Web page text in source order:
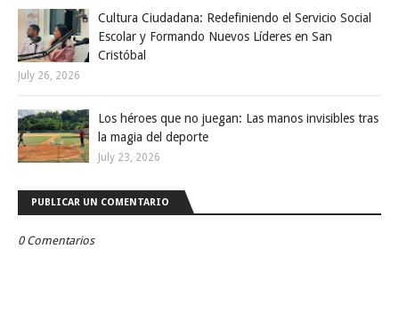
Cultura Ciudadana: Redefiniendo el Servicio Social
Escolar y Formando Nuevos Líderes en San
Cristóbal
July 26, 2026
Los héroes que no juegan: Las manos invisibles tras
la magia del deporte
July 23, 2026
PUBLICAR UN COMENTARIO
0 Comentarios